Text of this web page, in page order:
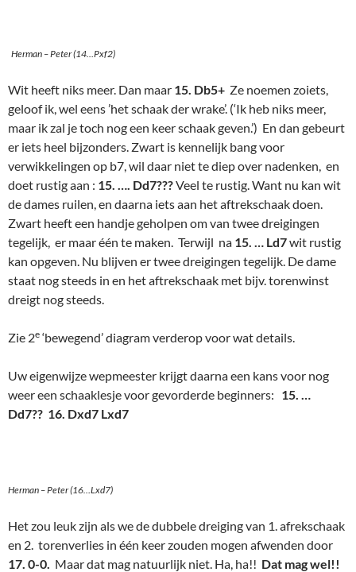
Herman – Peter (14…Pxf2)
Wit heeft niks meer. Dan maar 15. Db5+ Ze noemen zoiets,
geloof ik, wel eens ’het schaak der wrake’. (‘Ik heb niks meer,
maar ik zal je toch nog een keer schaak geven.’) En dan gebeurt
er iets heel bijzonders. Zwart is kennelijk bang voor
verwikkelingen op b7, wil daar niet te diep over nadenken, en
doet rustig aan : 15. …. Dd7???Veel te rustig. Want nu kan wit
de dames ruilen, en daarna iets aan het aftrekschaak doen.
Zwart heeft een handje geholpen om van twee dreigingen
tegelijk, er maar één te maken. Terwijl na 15. … Ld7wit rustig
kan opgeven. Nu blijven er twee dreigingen tegelijk. De dame
staat nog steeds in en het aftrekschaak met bijv. torenwinst
dreigt nog steeds.
Zie 2e ‘bewegend’ diagram verderop voor wat details.
Uw eigenwijze wepmeester krijgt daarna een kans voor nog
weer een schaaklesje voor gevorderde beginners: 15. …
Dd7?? 16. Dxd7 Lxd7
Herman – Peter (16…Lxd7)
Het zou leuk zijn als we de dubbele dreiging van 1. afrekschaak
en 2. torenverlies in één keer zouden mogen afwenden door
17. 0-0. Maar dat mag natuurlijk niet. Ha, ha!! Dat mag wel!!